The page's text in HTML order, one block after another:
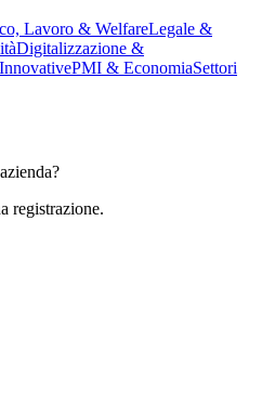
Lavoro & WelfareLegale &
Digitalizzazione &
PMI & EconomiaSettori
registrazione.